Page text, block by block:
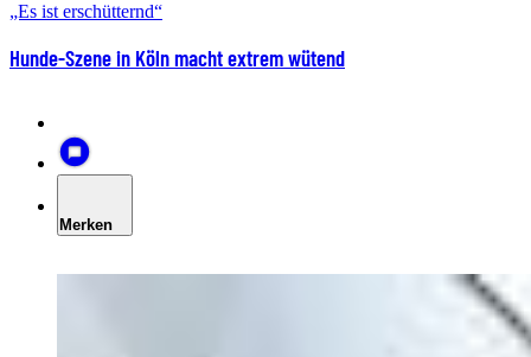
„Es ist erschütternd“
Hunde-Szene in Köln macht extrem wütend
Merken